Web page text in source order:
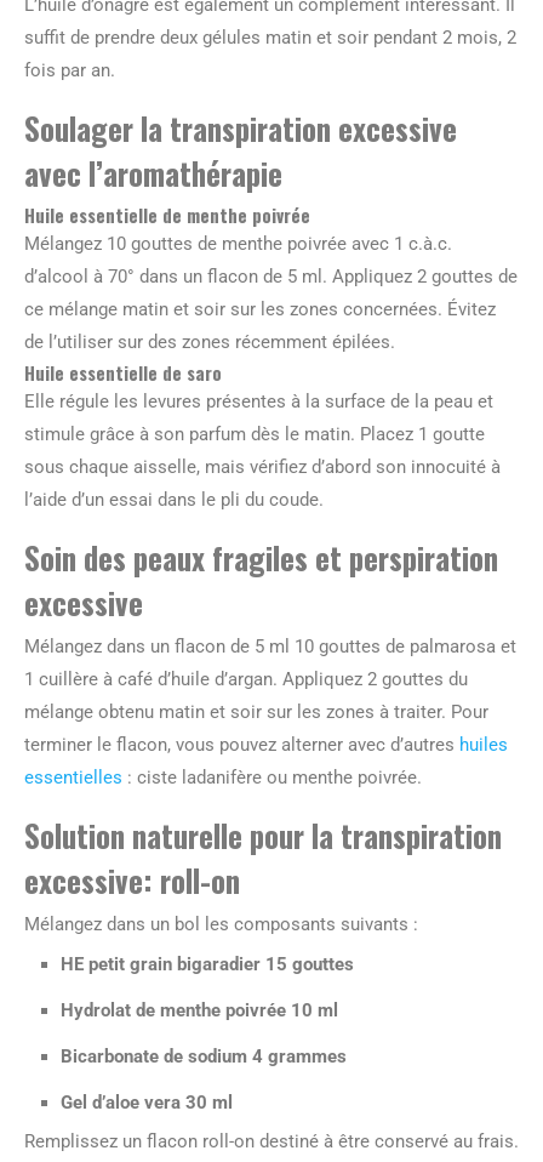
L’huile d’onagre est également un complément intéressant. Il
suffit de prendre deux gélules matin et soir pendant 2 mois, 2
fois par an.
Soulager la transpiration excessive
avec l’aromathérapie
Huile essentielle de menthe poivrée
Mélangez 10 gouttes de menthe poivrée avec 1 c.à.c.
d’alcool à 70° dans un flacon de 5 ml. Appliquez 2 gouttes de
ce mélange matin et soir sur les zones concernées. Évitez
de l’utiliser sur des zones récemment épilées.
Huile essentielle de saro
Elle régule les levures présentes à la surface de la peau et
stimule grâce à son parfum dès le matin. Placez 1 goutte
sous chaque aisselle, mais vérifiez d’abord son innocuité à
l’aide d’un essai dans le pli du coude.
Soin des peaux fragiles et perspiration
excessive
Mélangez dans un flacon de 5 ml 10 gouttes de palmarosa et
1 cuillère à café d’huile d’argan. Appliquez 2 gouttes du
mélange obtenu matin et soir sur les zones à traiter. Pour
terminer le flacon, vous pouvez alterner avec d’autres huiles
essentielles : ciste ladanifère ou menthe poivrée.
Solution naturelle pour la transpiration
excessive: roll-on
Mélangez dans un bol les composants suivants :
HE petit grain bigaradier 15 gouttes
Hydrolat de menthe poivrée 10 ml
Bicarbonate de sodium 4 grammes
Gel d’aloe vera 30 ml
Remplissez un flacon roll-on destiné à être conservé au frais.